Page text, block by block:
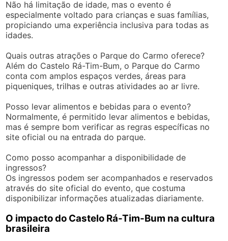
Não há limitação de idade, mas o evento é
especialmente voltado para crianças e suas famílias,
propiciando uma experiência inclusiva para todas as
idades.
Quais outras atrações o Parque do Carmo oferece?
Além do Castelo Rá-Tim-Bum, o Parque do Carmo
conta com amplos espaços verdes, áreas para
piqueniques, trilhas e outras atividades ao ar livre.
Posso levar alimentos e bebidas para o evento?
Normalmente, é permitido levar alimentos e bebidas,
mas é sempre bom verificar as regras específicas no
site oficial ou na entrada do parque.
Como posso acompanhar a disponibilidade de
ingressos?
Os ingressos podem ser acompanhados e reservados
através do site oficial do evento, que costuma
disponibilizar informações atualizadas diariamente.
O impacto do Castelo Rá-Tim-Bum na cultura
brasileira